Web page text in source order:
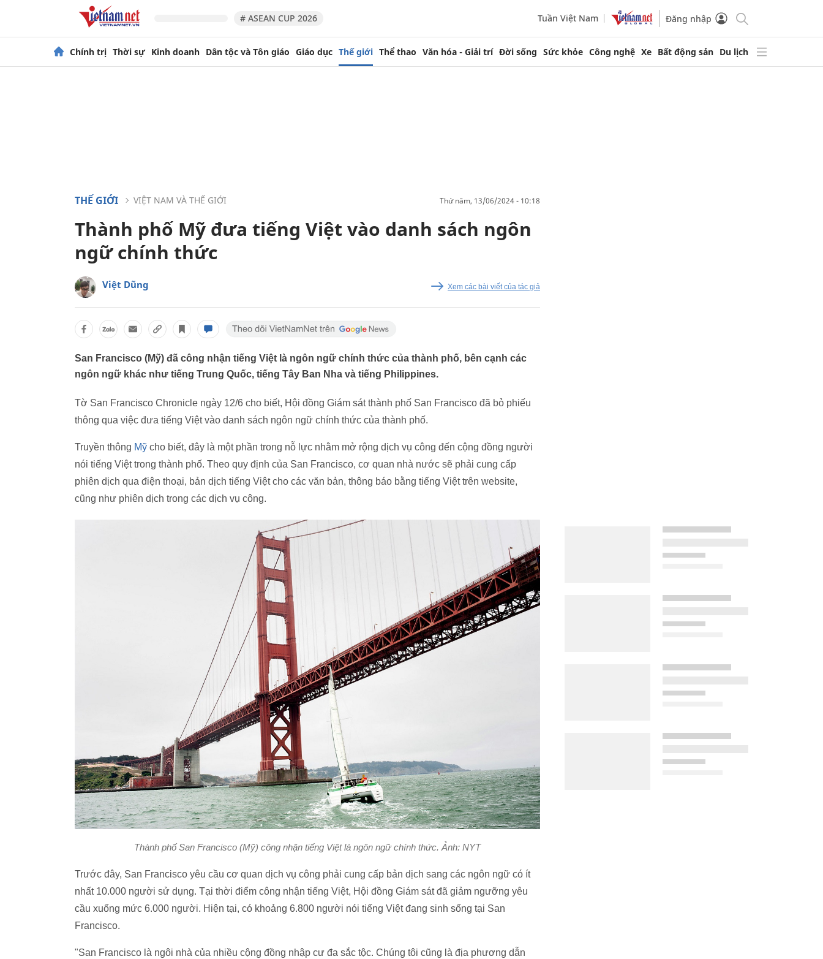
# ASEAN CUP 2026 Tuần Việt Nam Đăng nhập
Chính trị Thời sự Kinh doanh Dân tộc và Tôn giáo Giáo dục Thế giới Thể thao Văn hóa - Giải trí Đời sống Sức khỏe Công nghệ Xe Bất động sản Du lịch
THẾ GIỚI VIỆT NAM VÀ THẾ GIỚI thứ năm, 13/06/2024 - 10:18
Thành phố Mỹ đưa tiếng Việt vào danh sách ngôn
ngữ chính thức
Việt Dũng Xem các bài viết của tác giả
San Francisco (Mỹ) đã công nhận tiếng Việt là ngôn ngữ chính thức của thành phố, bên cạnh các
ngôn ngữ khác như tiếng Trung Quốc, tiếng Tây Ban Nha và tiếng Philippines.
Tờ San Francisco Chronicle ngày 12/6 cho biết, Hội đồng Giám sát thành phố San Francisco đã bỏ phiếu
thông qua việc đưa tiếng Việt vào danh sách ngôn ngữ chính thức của thành phố.
Truyền thông Mỹ cho biết, đây là một phần trong nỗ lực nhằm mở rộng dịch vụ công đến cộng đồng người
nói tiếng Việt trong thành phố. Theo quy định của San Francisco, cơ quan nhà nước sẽ phải cung cấp
phiên dịch qua điện thoại, bản dịch tiếng Việt cho các văn bản, thông báo bằng tiếng Việt trên website,
cũng như phiên dịch trong các dịch vụ công.
Thành phố San Francisco (Mỹ) công nhận tiếng Việt là ngôn ngữ chính thức. Ảnh: NYT
Trước đây, San Francisco yêu cầu cơ quan dịch vụ công phải cung cấp bản dịch sang các ngôn ngữ có ít
nhất 10.000 người sử dụng. Tại thời điểm công nhận tiếng Việt, Hội đồng Giám sát đã giảm ngưỡng yêu
cầu xuống mức 6.000 người. Hiện tại, có khoảng 6.800 người nói tiếng Việt đang sinh sống tại San
Francisco.
"San Francisco là ngôi nhà của nhiều cộng đồng nhập cư đa sắc tộc. Chúng tôi cũng là địa phương dẫn